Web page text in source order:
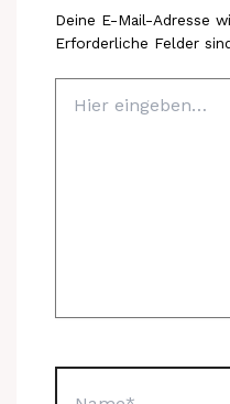
Deine E-Mail-Adresse
Erforderliche Felder
eingeben…